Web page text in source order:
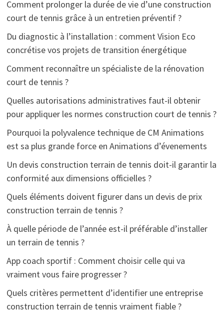
Comment prolonger la durée de vie d’une construction
court de tennis grâce à un entretien préventif ?
Du diagnostic à l’installation : comment Vision Eco
concrétise vos projets de transition énergétique
Comment reconnaître un spécialiste de la rénovation
court de tennis ?
Quelles autorisations administratives faut-il obtenir
pour appliquer les normes construction court de tennis ?
Pourquoi la polyvalence technique de CM Animations
est sa plus grande force en Animations d’évenements
Un devis construction terrain de tennis doit-il garantir la
conformité aux dimensions officielles ?
Quels éléments doivent figurer dans un devis de prix
construction terrain de tennis ?
À quelle période de l’année est-il préférable d’installer
un terrain de tennis ?
App coach sportif : Comment choisir celle qui va
vraiment vous faire progresser ?
Quels critères permettent d’identifier une entreprise
construction terrain de tennis vraiment fiable ?